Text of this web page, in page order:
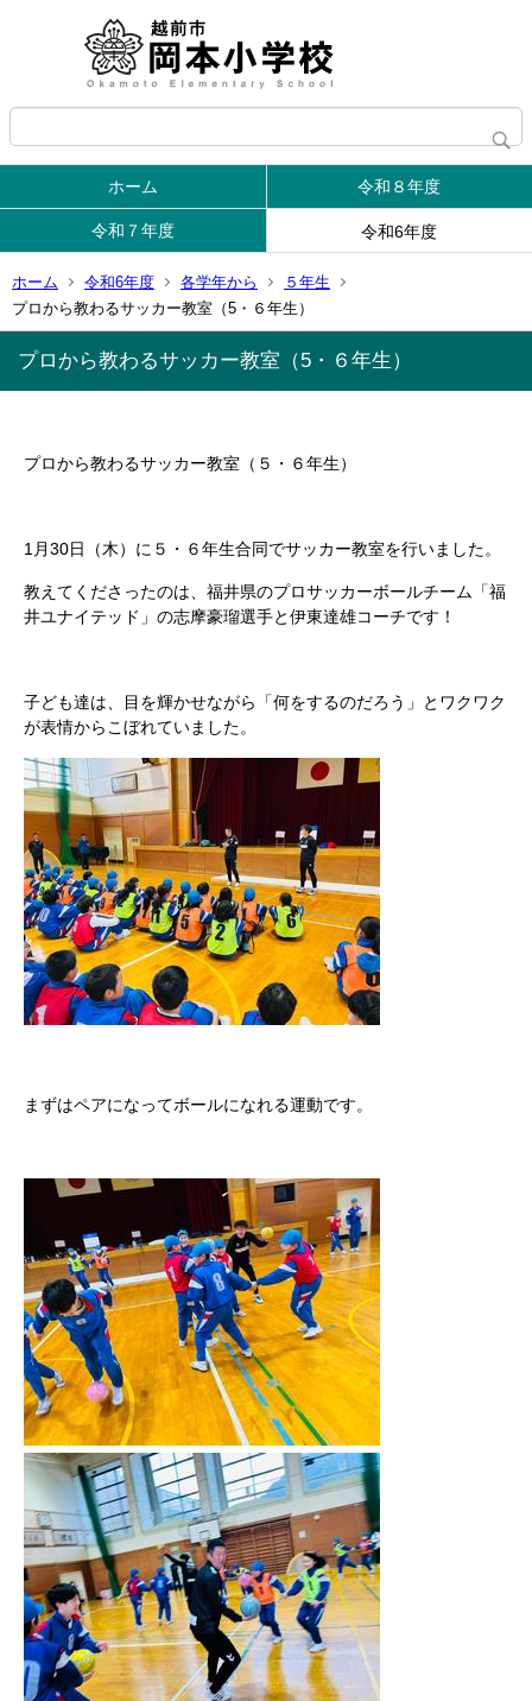
ホーム 令和８年度
令和７年度 令和6年度
ホーム 令和6年度 各学年から
５年生
プロから教わるサッカー教室（5・６年生）
プロから教わるサッカー教室（5・６年生）
プロから教わるサッカー教室（５・６年生）
1月30日（木）に５・６年生合同でサッカー教室を行いました。
教えてくださったのは、福井県のプロサッカーボールチーム「福
井ユナイテッド」の志摩豪瑠選手と伊東達雄コーチです！
子ども達は、目を輝かせながら「何をするのだろう」とワクワク
が表情からこぼれていました。
まずはペアになってボールになれる運動です。